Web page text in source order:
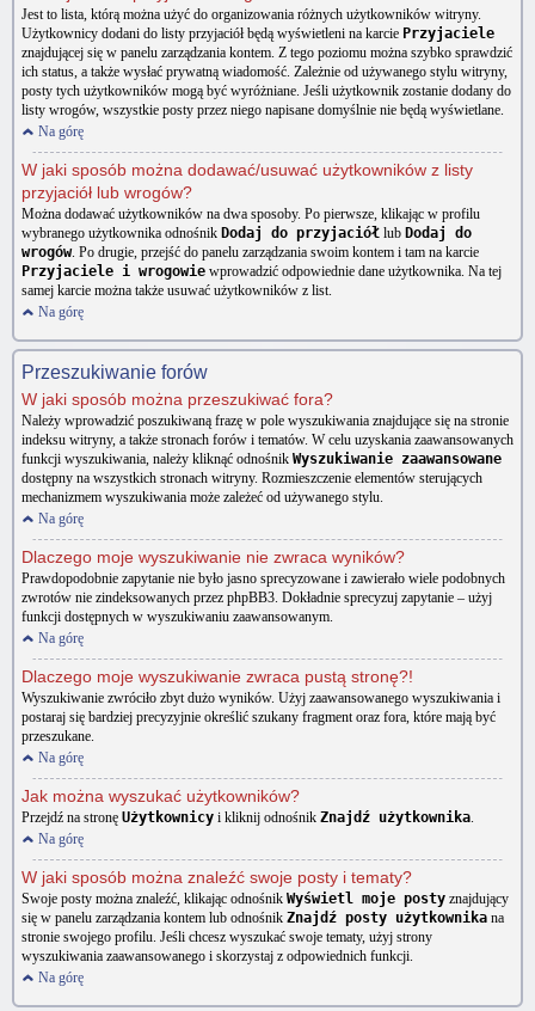
Jest to lista, którą można użyć do organizowania różnych użytkowników witryny.
Użytkownicy dodani do listy przyjaciół będą wyświetleni na karcie Przyjaciele
znajdującej się w panelu zarządzania kontem. Z tego poziomu można szybko sprawdzić
ich status, a także wysłać prywatną wiadomość. Zależnie od używanego stylu witryny,
posty tych użytkowników mogą być wyróżniane. Jeśli użytkownik zostanie dodany do
listy wrogów, wszystkie posty przez niego napisane domyślnie nie będą wyświetlane.
Na górę
W jaki sposób można dodawać/usuwać użytkowników z listy
przyjaciół lub wrogów?
Można dodawać użytkowników na dwa sposoby. Po pierwsze, klikając w profilu
wybranego użytkownika odnośnik Dodaj do przyjaciół lub Dodaj do
wrogów. Po drugie, przejść do panelu zarządzania swoim kontem i tam na karcie
Przyjaciele i wrogowie wprowadzić odpowiednie dane użytkownika. Na tej
samej karcie można także usuwać użytkowników z list.
Na górę
Przeszukiwanie forów
W jaki sposób można przeszukiwać fora?
Należy wprowadzić poszukiwaną frazę w pole wyszukiwania znajdujące się na stronie
indeksu witryny, a także stronach forów i tematów. W celu uzyskania zaawansowanych
funkcji wyszukiwania, należy kliknąć odnośnik Wyszukiwanie zaawansowane
dostępny na wszystkich stronach witryny. Rozmieszczenie elementów sterujących
mechanizmem wyszukiwania może zależeć od używanego stylu.
Na górę
Dlaczego moje wyszukiwanie nie zwraca wyników?
Prawdopodobnie zapytanie nie było jasno sprecyzowane i zawierało wiele podobnych
zwrotów nie zindeksowanych przez phpBB3. Dokładnie sprecyzuj zapytanie – użyj
funkcji dostępnych w wyszukiwaniu zaawansowanym.
Na górę
Dlaczego moje wyszukiwanie zwraca pustą stronę?!
Wyszukiwanie zwróciło zbyt dużo wyników. Użyj zaawansowanego wyszukiwania i
postaraj się bardziej precyzyjnie określić szukany fragment oraz fora, które mają być
przeszukane.
Na górę
Jak można wyszukać użytkowników?
Przejdź na stronę Użytkownicy i kliknij odnośnik Znajdź użytkownika.
Na górę
W jaki sposób można znaleźć swoje posty i tematy?
Swoje posty można znaleźć, klikając odnośnik Wyświetl moje posty znajdujący
się w panelu zarządzania kontem lub odnośnik Znajdź posty użytkownika na
stronie swojego profilu. Jeśli chcesz wyszukać swoje tematy, użyj strony
wyszukiwania zaawansowanego i skorzystaj z odpowiednich funkcji.
Na górę